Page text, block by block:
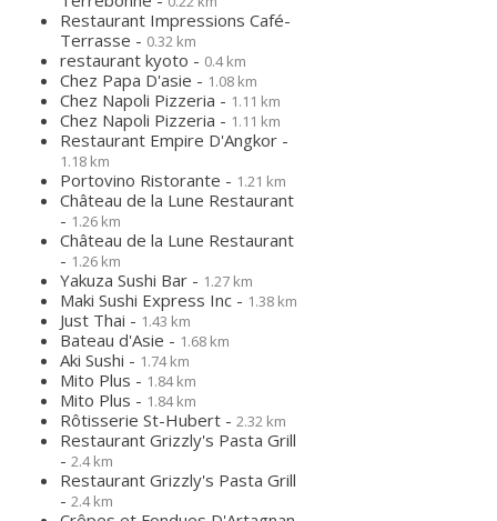
Restaurant Impressions Café-
Terrasse - 0.32 km
restaurant kyoto - 0.4 km
Chez Papa D'asie - 1.08 km
Chez Napoli Pizzeria - 1.11 km
Chez Napoli Pizzeria - 1.11 km
Restaurant Empire D'Angkor -
1.18 km
Portovino Ristorante - 1.21 km
Château de la Lune Restaurant
- 1.26 km
Château de la Lune Restaurant
- 1.26 km
Yakuza Sushi Bar - 1.27 km
Maki Sushi Express Inc - 1.38 km
Just Thai - 1.43 km
Bateau d'Asie - 1.68 km
Aki Sushi - 1.74 km
Mito Plus - 1.84 km
Mito Plus - 1.84 km
Rôtisserie St-Hubert - 2.32 km
Restaurant Grizzly's Pasta Grill
- 2.4 km
Restaurant Grizzly's Pasta Grill
- 2.4 km